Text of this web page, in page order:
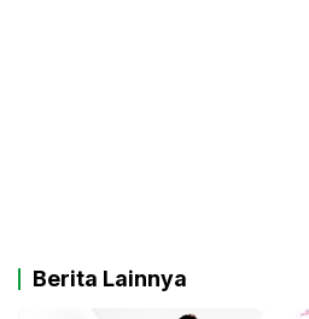
Berita Lainnya